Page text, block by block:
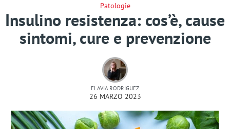
Patologie
Insulino resistenza: cos’è, cause
sintomi, cure e prevenzione
FLAVIA RODRIGUEZ
26 MARZO 2023